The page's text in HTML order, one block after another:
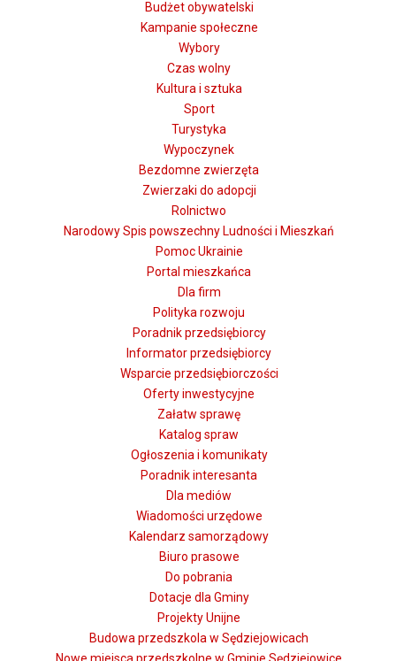
Budżet obywatelski
Kampanie społeczne
Wybory
Czas wolny
Kultura i sztuka
Sport
Turystyka
Wypoczynek
Bezdomne zwierzęta
Zwierzaki do adopcji
Rolnictwo
Narodowy Spis powszechny Ludności i Mieszkań
Pomoc Ukrainie
Portal mieszkańca
Dla firm
Polityka rozwoju
Poradnik przedsiębiorcy
Informator przedsiębiorcy
Wsparcie przedsiębiorczości
Oferty inwestycyjne
Załatw sprawę
Katalog spraw
Ogłoszenia i komunikaty
Poradnik interesanta
Dla mediów
Wiadomości urzędowe
Kalendarz samorządowy
Biuro prasowe
Do pobrania
Dotacje dla Gminy
Projekty Unijne
Budowa przedszkola w Sędziejowicach